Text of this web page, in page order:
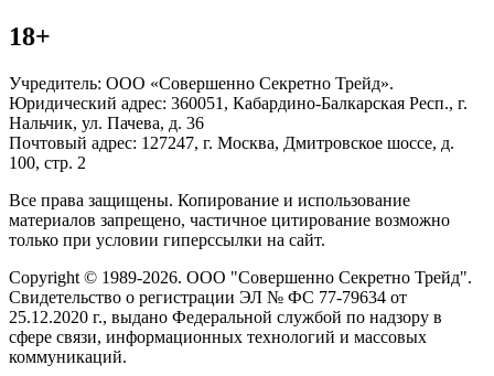
18+
Учредитель: ООО «Совершенно Секретно Трейд».
Юридический адрес: 360051, Кабардино-Балкарская Респ., г.
Нальчик, ул. Пачева, д. 36
Почтовый адрес: 127247, г. Москва, Дмитровское шоссе, д.
100, стр. 2
Все права защищены. Копирование и использование
материалов запрещено, частичное цитирование возможно
только при условии гиперссылки на сайт.
Copyright © 1989-2026. ООО "Совершенно Секретно Трейд".
Свидетельство о регистрации ЭЛ № ФС 77-79634 от
25.12.2020 г., выдано Федеральной службой по надзору в
сфере связи, информационных технологий и массовых
коммуникаций.